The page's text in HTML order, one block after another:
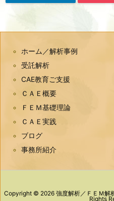
ホーム／解析事例
受託解析
CAE教育ご支援
ＣＡＥ概要
ＦＥＭ基礎理論
ＣＡＥ実践
ブログ
事務所紹介
Copyright © 2026 強度解析／ＦＥＭ解
Rights